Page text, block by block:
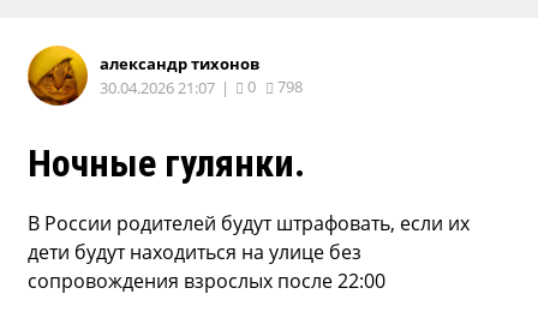
александр тихонов
30.04.2026 21:07 | 0 798
Ночные гулянки.
В России родителей будут штрафовать, если их
дети будут находиться на улице без
сопровождения взрослых после 22:00